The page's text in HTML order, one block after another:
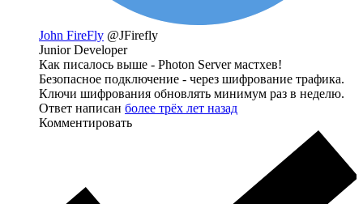
John FireFly @JFirefly
Junior Developer
Как писалось выше - Photon Server мастхев!
Безопасное подключение - через шифрование трафика.
Ключи шифрования обновлять минимум раз в неделю.
Ответ написан более трёх лет назад
Комментировать